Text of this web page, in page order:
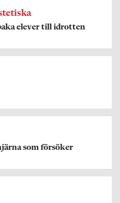
elever till idrotten
som försöker